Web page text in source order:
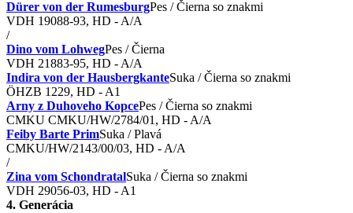
Dürer von der RumesburgPes / Čierna so znakmi
VDH 19088-93, HD - A/A
/
Dino vom LohwegPes / Čierna
VDH 21883-95, HD - A/A
Indira von der HausbergkanteSuka / Čierna so znakmi
ÖHZB 1229, HD - A1
Arny z Duhoveho KopcePes / Čierna so znakmi
CMKU CMKU/HW/2784/01, HD - A/A
Feiby Barte PrimSuka / Plavá
CMKU/HW/2143/00/03, HD - A/A
/
Zina vom SchondratalSuka / Čierna so znakmi
VDH 29056-03, HD - A1
4. Generácia